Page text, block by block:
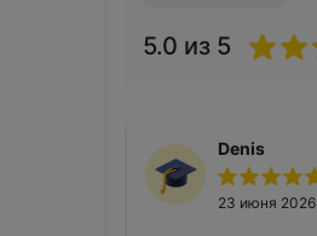
5.0 из 5
Denis
23 июня 2026